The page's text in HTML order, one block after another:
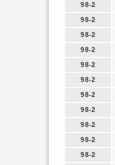
98-2
98-2
98-2
98-2
98-2
98-2
98-2
98-2
98-2
98-2
98-2